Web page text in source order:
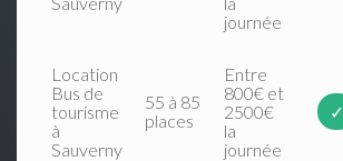
journée
Location
Bus de
tourisme
à
Sauverny
55 à 85
places
Entre
800€ et
2500€
la
journée
✓